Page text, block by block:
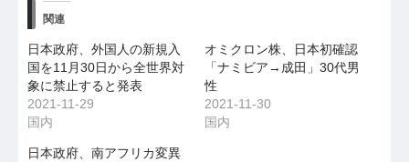
関連
日本政府、外国人の新規入
国を11月30日から全世界対
象に禁止すると発表
2021-11-29
国内
オミクロン株、日本初確認
「ナミビア→成田」30代男
性
2021-11-30
国内
日本政府、南アフリカ変異